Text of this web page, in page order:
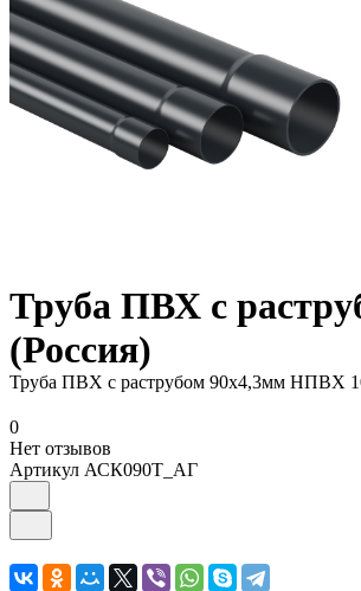
Труба ПВХ с
(Россия)
Труба ПВХ с раструбом 90х4,3мм НПВХ
0
Нет отзывов
Артикул АСК090Т_АГ